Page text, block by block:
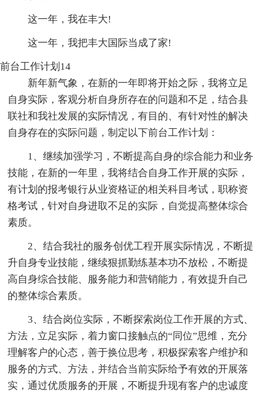
这一年，我在丰大!
这一年，我把丰大国际当成了家!
前台工作计划14
新年新气象，在新的一年即将开始之际，我将立足
自身实际，客观分析自身所存在的问题和不足，结合县
联社和我社发展的实际情况，有目的、有针对性的解决
自身存在的实际问题，制定以下前台工作计划：
1、继续加强学习，不断提高自身的综合能力和业务
技能，在新的一年里，我将结合自身工作开展的实际，
有计划的报考银行从业资格证的相关科目考试，职称资
格考试，针对自身进取不足的实际，自觉提高整体综合
素质。
2、结合我社的服务创优工程开展实际情况，不断提
升自身专业技能，继续狠抓勤练基本功不放松，不断提
高自身综合技能、服务能力和营销能力，有效提升自己
的整体综合素质。
3、结合岗位实际，不断探索岗位工作开展的方式、
方法，立足实际，着力窗口接触点的“同位”思维，充分
理解客户的心态，善于换位思考，积极探索客户维护和
服务的方式、方法，并结合当前实际给予有效的开展落
实，通过优质服务的开展，不断提升现有客户的忠诚度